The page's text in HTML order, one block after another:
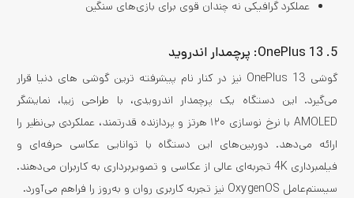
عملکرد گرافیکی نه چندان قوی برای بازی‌های سنگین
5. OnePlus 13: پرچمدار اندروید
گوشی OnePlus 13 نیز در کنار نام پیشرفته ترین گوشی های دنیا قرار
می‌گیرد. این دستگاه یک پرچمدار اندرویدی، با طراحی زیبا، نمایشگر
AMOLED با نرخ نوسازی ۱۲۰ هرتز و پردازنده قدرتمند، عملکردی بی‌نظیر را
ارائه می‌دهد. دوربین‌های این دستگاه با توانایی عکاسی حرفه‌ای و
فیلمبرداری 4K تجربه‌ای عالی از عکاسی و تصویربرداری به کاربران می‌دهند.
سیستم‌عامل OxygenOS نیز تجربه کاربری روان و به‌روز را فراهم می‌آورد.